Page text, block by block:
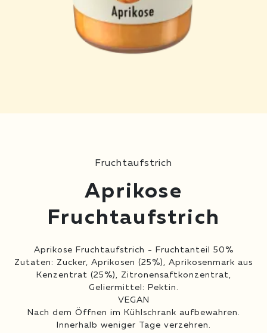
Fruchtaufstrich
Aprikose
Fruchtaufstrich
Aprikose Fruchtaufstrich - Fruchtanteil 50%
Zutaten: Zucker, Aprikosen (25%), Aprikosenmark aus
Kenzentrat (25%), Zitronensaftkonzentrat,
Geliermittel: Pektin.
VEGAN
Nach dem Öffnen im Kühlschrank aufbewahren.
Innerhalb weniger Tage verzehren.